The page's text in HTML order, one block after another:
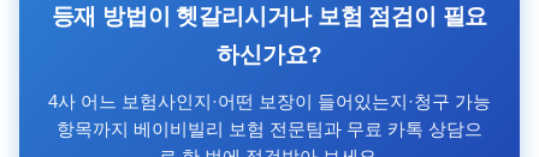
등재 방법이 헷갈리시거나 보험 점검이 필요
하신가요?
4사 어느 보험사인지·어떤 보장이 들어있는지·청구 가능
항목까지 베이비빌리 보험 전문팀과 무료 카톡 상담으